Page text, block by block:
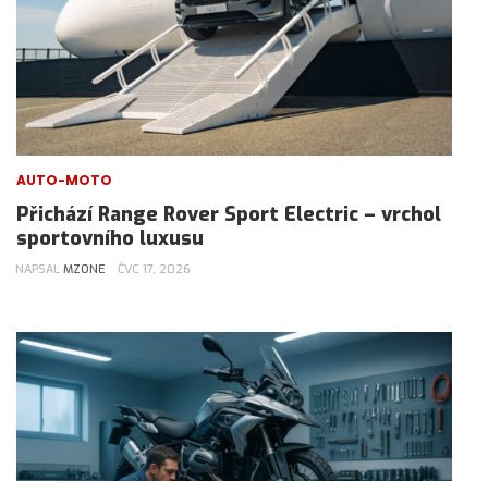
AUTO-MOTO
Přichází Range Rover Sport Electric – vrchol
sportovního luxusu
NAPSAL MZONE ČVC 17, 2026